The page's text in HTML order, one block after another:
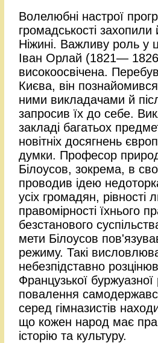
Волелюбні настрої
громадськості
Ніжині. Важливу роль у
Іван Орлай (1821—
високоосвічена.
Києва, він
ними викладачами й
запросив їх до себе.
закладі багатьох
новітніх досягнень
думки. Професор
Білоусов, зокрема, в
проводив ідею
усіх громадян,
правомірності їхнього
безстанового
мети Білоусов
режиму. Такі
небезпідставно
Французької
повалення
серед гімназистів
що кожен народ має
історію та культуру.